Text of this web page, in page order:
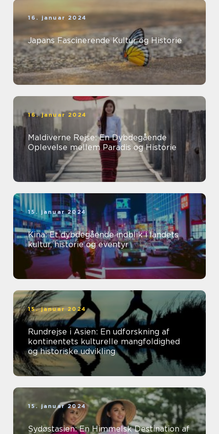
16. januar 2024
Japans Fascinerende Kultur og Historie
16. januar 2024
Maldiverne Rejse: En Dybdegående
Oplevelse mellem Paradis og Historie
15. januar 2024
Kina: Et dybdegående indblik i landets
kultur, historie og eventyr
15. januar 2024
Rundrejse i Asien: En udforskning af
kontinentets kulturelle mangfoldighed
og historiske udvikling
15. januar 2024
Sydøstasien: En Himmelsk Destination af